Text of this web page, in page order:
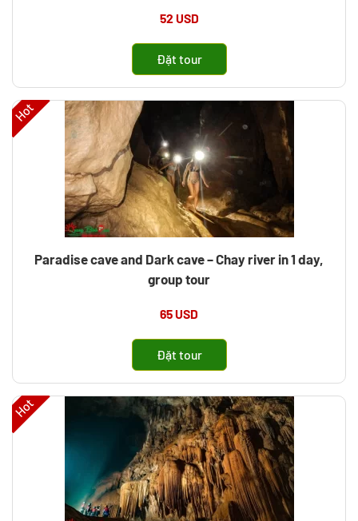
52 USD
Đặt tour
Paradise cave and Dark cave – Chay river in 1 day,
group tour
65 USD
Hot
Đặt tour
Hot